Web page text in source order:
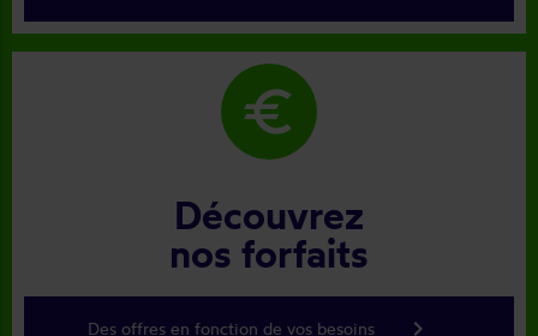
euro
Découvrez
nos forfaits
Des offres en fonction de vos besoins keyboard_arrow_right